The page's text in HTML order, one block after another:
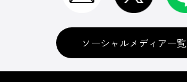
ソーシャルメディア一覧